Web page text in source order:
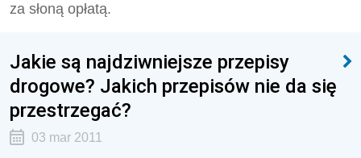
za słoną opłatą.
Jakie są najdziwniejsze przepisy
drogowe? Jakich przepisów nie da się
przestrzegać?
03 mar 2011